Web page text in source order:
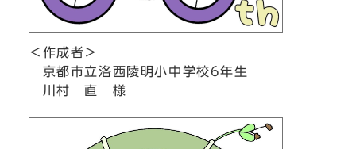
＜作成者＞
京都市立洛西陵明小中学校6年生
川村 直 様